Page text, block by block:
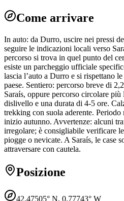
Come arrivare
In auto: da Durro, uscire nei pressi
seguire le indicazioni locali verso
percorso si trova in quel punto del
esiste un parcheggio ufficiale
lascia l’auto a Durro e si rispettano
paese. Sentiero: percorso breve di
Saraís, oppure percorso circolare
dislivello e una durata di 4-5 ore.
trekking con suola aderente.
inizio autunno. Avvertenze: alcuni
irregolare; è consigliabile verificare
piogge o nevicate. A Saraís, le case
attraversare con cautela.
Posizione
42.47505° N, 0.77743° W